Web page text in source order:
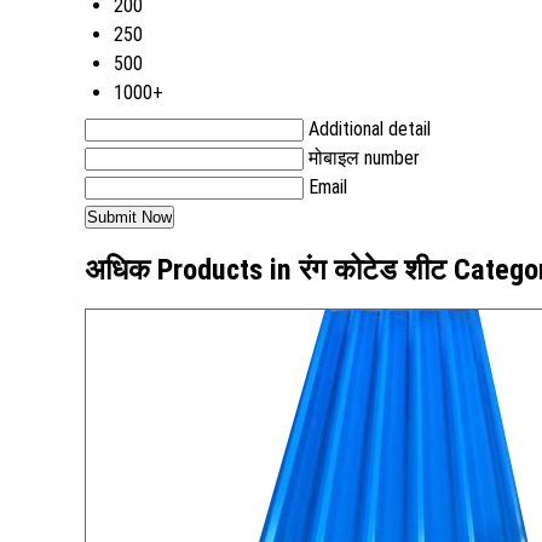
200
250
500
1000+
Additional detail
मोबाइल number
Email
अधिक Products in रंग कोटेड शीट